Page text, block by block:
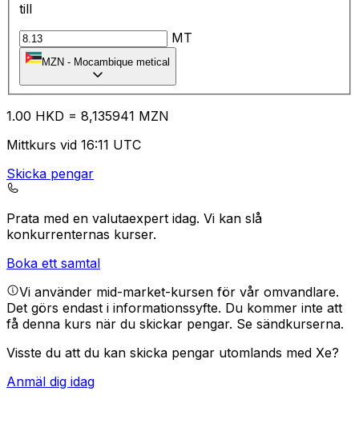
till
MT
MZN - Mocambique metical
1.00 HKD = 8,135941 MZN
Mittkurs vid 16:11 UTC
Skicka pengar
Prata med en valutaexpert idag. Vi kan slå
konkurrenternas kurser.
Boka ett samtal
Vi använder mid-market-kursen för vår omvandlare.
Det görs endast i informationssyfte. Du kommer inte att
få denna kurs när du skickar pengar. Se sändkurserna.
Visste du att du kan skicka pengar utomlands med Xe?
Anmäl dig idag